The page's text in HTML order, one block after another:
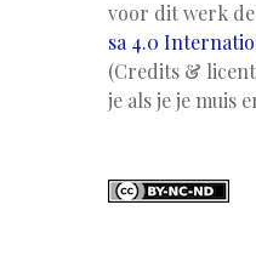
voor dit werk
sa 4.0
(Credits &
je als je je muis